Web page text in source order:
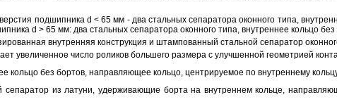
подшипника d < 65 мм - два стальных сепаратора оконного типа,
d > 65 мм: два стальных сепаратора оконного типа, внутреннее кольцо
внутренняя конструкция и штампованный стальной сепаратор
увеличенное число роликов большего размера с улучшенной геометрией
кольцо без бортов, направляющее кольцо, центрируемое по внутреннему
из латуни, удерживающие борта на внутреннем кольце,